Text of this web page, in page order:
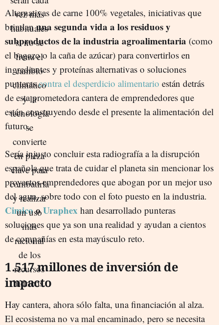
Alternativas de carne 100% vegetales, iniciativas que
brindanuna segunda vida a los residuos y
subproductos de la industria agroalimentaria (como
el bagazo o la caña de azúcar) para convertirlos en
ingredientes y proteínas alternativas o soluciones
punterascontra el desperdicio alimentario están detrás
de esta prometedora cantera de emprendedores que
están construyendo desde el presente la alimentación del
futuro.
Sería injusto concluir esta radiografía a la disrupción
española que trata de cuidar el planeta sin mencionar los
proyectos emprendedores que abogan por un mejor uso
del agua, sobre todo con el foto puesto en la industria.
CimicooUraphex han desarrollado punteras
soluciones que ya son una realidad y ayudan a cientos
de compañías en esta mayúsculo reto.
1.517 millones de inversión de
impacto
Hay cantera, ahora sólo falta, una financiación al alza.
El ecosistema no va mal encaminado, pero se necesita